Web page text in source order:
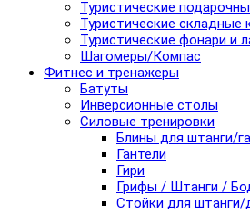
Туристические
Туристические складные
Туристические фонари и
Шагомеры/Компас
Фитнес и тренажеры
Батуты
Инверсионные столы
Силовые тренировки
Блины для штанги/
Гантели
Гири
Грифы / Штанги /
Стойки для штанги/